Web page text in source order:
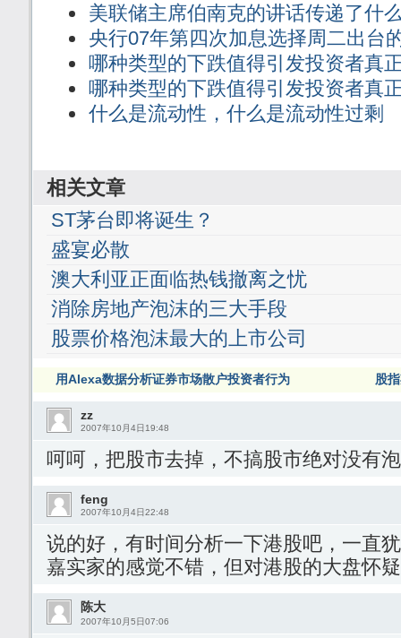
美联储主席伯南克的讲话传递了什
央行07年第四次加息选择周二出台
哪种类型的下跌值得引发投资者真
哪种类型的下跌值得引发投资者真
什么是流动性，什么是流动性过剩
相关文章
ST茅台即将诞生？
盛宴必散
澳大利亚正面临热钱撤离之忧
消除房地产泡沫的三大手段
股票价格泡沫最大的上市公司
用Alexa数据分析证券市场散户投资者行为 股
zz
2007年10月4日19:48
呵呵，把股市去掉，不搞股市绝对没有
feng
2007年10月4日22:48
说的好，有时间分析一下港股吧，一直
嘉实家的感觉不错，但对港股的大盘怀
陈大
2007年10月5日07:06